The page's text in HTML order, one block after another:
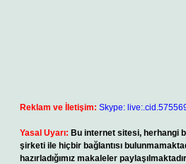
Reklam ve İletişim: Skype:
Yasal Uyarı: Bu internet sitesi, herhangi
şirketi ile hiçbir bağlantısı
hazırladığımız makaleler